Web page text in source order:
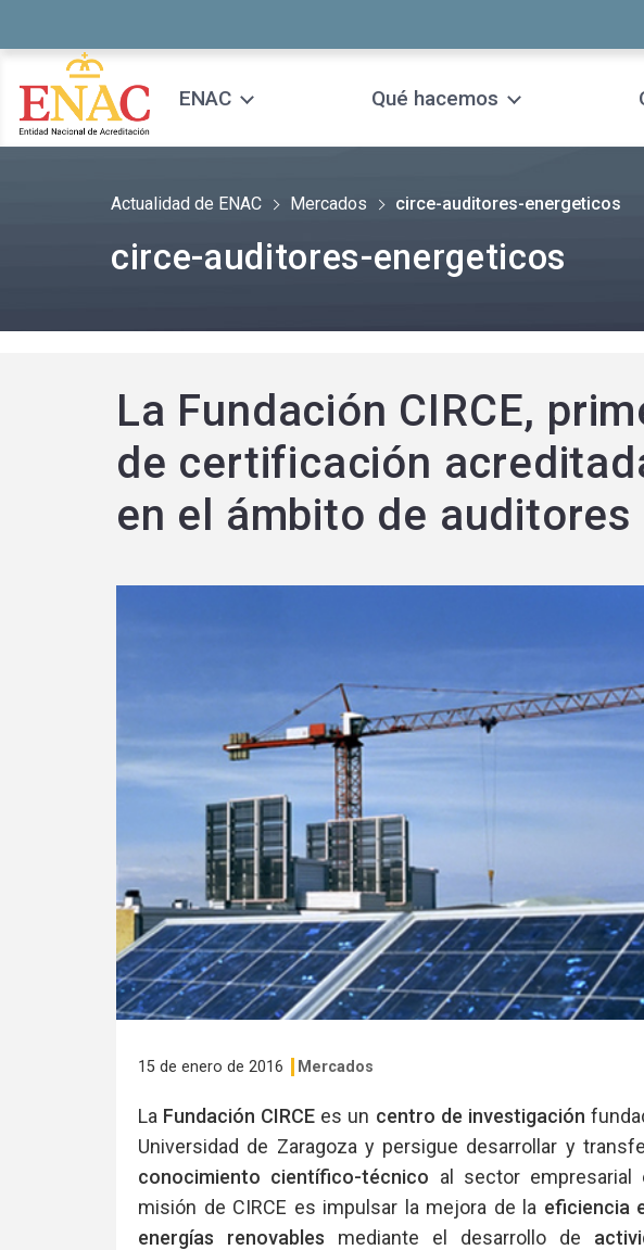
ENAC Qué hacemos
Actualidad de ENAC Mercados circe-auditores-energeticos
circe-auditores-energeticos
La Fundación CIRCE,
de certificación
en el ámbito de
15 de enero de 2016 Mercados
La Fundación CIRCE es un centro de investigación
Universidad de Zaragoza y persigue desarrollar y
conocimiento científico-técnico al sector empresarial
misión de CIRCE es impulsar la mejora de la eficiencia
energías renovables mediante el desarrollo de